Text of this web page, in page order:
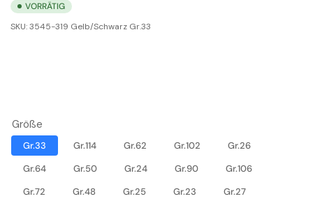
VORRÄTIG
SKU:3545-319 Gelb/Schwarz Gr.33
Größe
Gr.33 Gr.114 Gr.62 Gr.102
Gr.26
Gr.64
Gr.50 Gr.24 Gr.90
Gr.106
Gr.72
Gr.48 Gr.25 Gr.23
Gr.27